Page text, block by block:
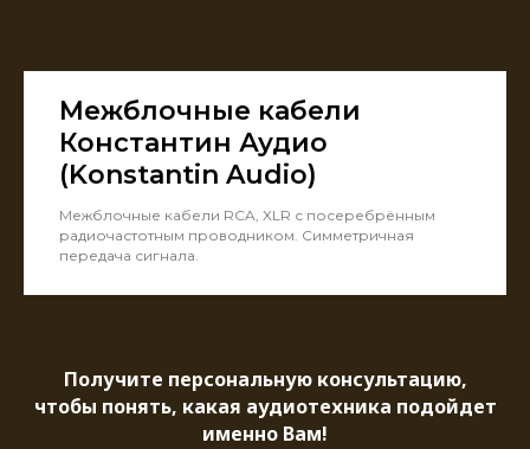
Межблочные кабели
Константин Аудио
(Konstantin Audio)
Межблочные кабели RCA, XLR с посеребрённым
радиочастотным проводником. Симметричная
передача сигнала.
Получите персональную консультацию,
чтобы понять, какая аудиотехника подойдет
именно Вам!